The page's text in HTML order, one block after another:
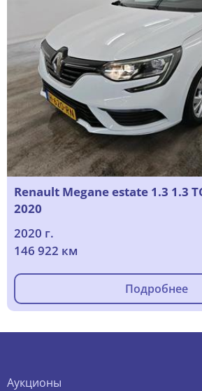
Renault Megane estate 1.3 1.3
2020
2020 г.
146 922 км
Подробнее
Аукционы